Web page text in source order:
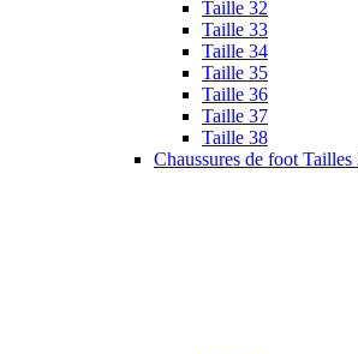
Taille 32
Taille 33
Taille 34
Taille 35
Taille 36
Taille 37
Taille 38
Chaussures de foot Tailles